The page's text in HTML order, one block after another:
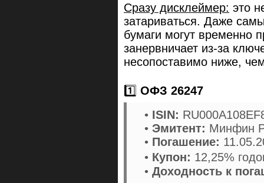
Сразу дисклеймер: это
затариваться. Даже
бумаги могут временно
занервничает из-за
несопоставимо ниже,
1️⃣ ОФЗ 26247
• ISIN:
• Эмитент: Минфин
• Погашение:
• Купон: 12,25%
• Доходность к